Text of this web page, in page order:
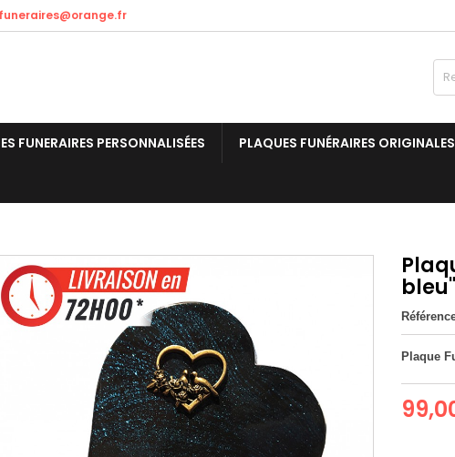
FUNERAIRES PERSONNALISÉES PLAQUES FUNÉRAIRES ORIGINALES
bleu"
Plaque